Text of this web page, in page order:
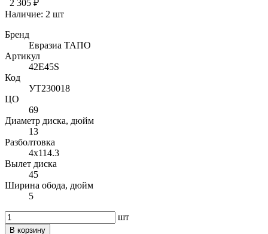
2 305 ₽
Наличие: 2 шт
Бренд
Евразиа ТАПО
Артикул
42E45S
Код
УТ230018
ЦО
69
Диаметр диска, дюйм
13
Разболтовка
4x114.3
Вылет диска
45
Ширина обода, дюйм
5
шт
В корзину